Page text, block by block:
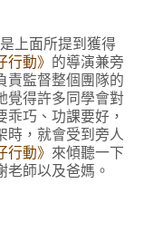
上面所提到 獲得
行動》 的導演兼旁
責監督整個團隊的
覺得許多同學會對
巧、功課要好，
時，就會受到旁人
行動》 來傾聽一下
老師以及爸媽。